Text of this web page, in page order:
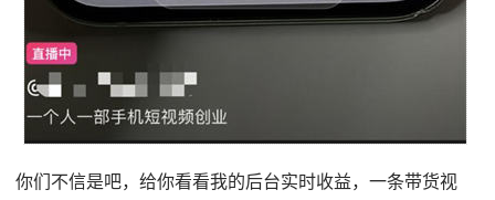
你们不信是吧，给你看看我的后台实时收益，一条带货视